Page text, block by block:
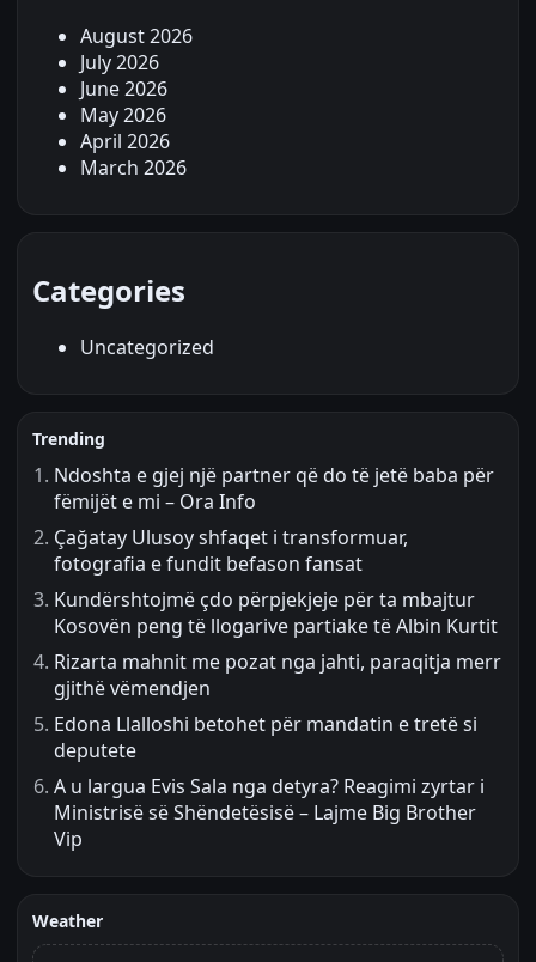
August 2026
July 2026
June 2026
May 2026
April 2026
March 2026
Categories
Uncategorized
Trending
Ndoshta e gjej një partner që do të jetë baba për
fëmijët e mi – Ora Info
Çağatay Ulusoy shfaqet i transformuar,
fotografia e fundit befason fansat
Kundërshtojmë çdo përpjekjeje për ta mbajtur
Kosovën peng të llogarive partiake të Albin Kurtit
Rizarta mahnit me pozat nga jahti, paraqitja merr
gjithë vëmendjen
Edona Llalloshi betohet për mandatin e tretë si
deputete
A u largua Evis Sala nga detyra? Reagimi zyrtar i
Ministrisë së Shëndetësisë – Lajme Big Brother
Vip
Weather